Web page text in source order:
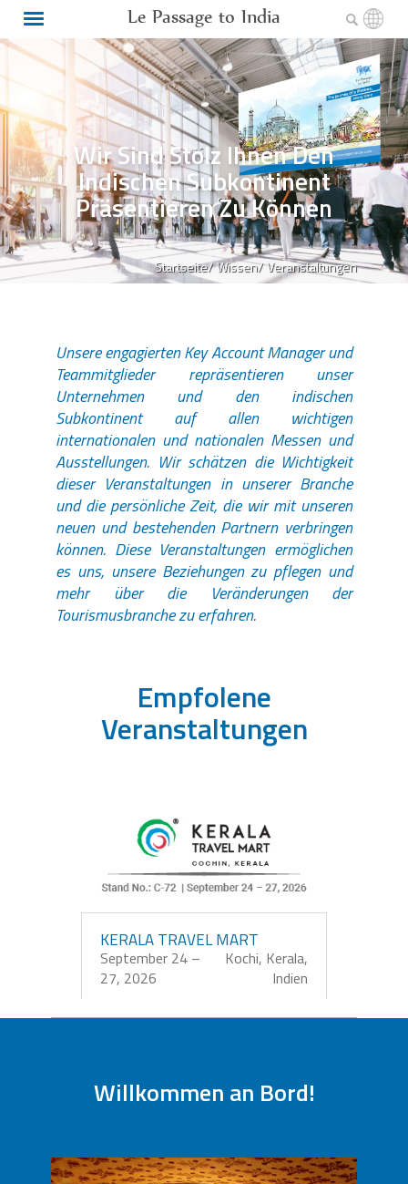
Le Passage to India
Startseite/Wissen/Veranstaltungen
Wir Sind Stolz Ihnen Den
Indischen Subkontinent
Präsentieren Zu Können
Unsere engagierten Key Account Manager und
Teammitglieder repräsentieren unser
Unternehmen und den indischen
Subkontinent auf allen wichtigen
internationalen und nationalen Messen und
Ausstellungen. Wir schätzen die Wichtigkeit
dieser Veranstaltungen in unserer Branche
und die persönliche Zeit, die wir mit unseren
neuen und bestehenden Partnern verbringen
können. Diese Veranstaltungen ermöglichen
es uns, unsere Beziehungen zu pflegen und
mehr über die Veränderungen der
Tourismusbranche zu erfahren.
Empfolene
Veranstaltungen
KERALA TRAVEL MART
September 24 –
27, 2026
Kochi, Kerala,
Indien
Willkommen an Bord!